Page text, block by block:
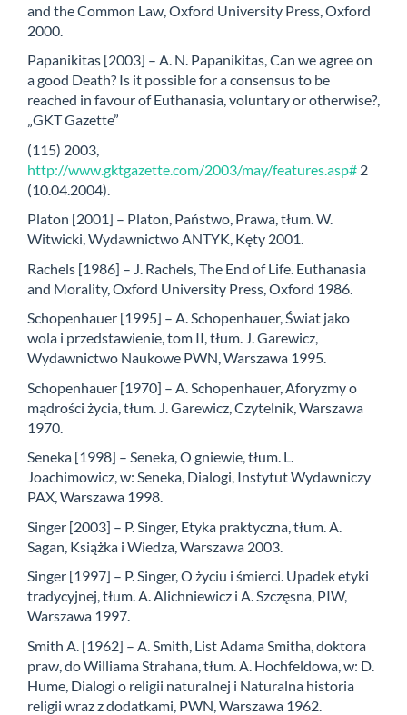
and the Common Law, Oxford University Press, Oxford
2000.
Papanikitas [2003] – A. N. Papanikitas, Can we agree on
a good Death? Is it possible for a consensus to be
reached in favour of Euthanasia, voluntary or otherwise?,
„GKT Gazette”
(115) 2003,
http://www.gktgazette.com/2003/may/features.asp# 2
(10.04.2004).
Platon [2001] – Platon, Państwo, Prawa, tłum. W.
Witwicki, Wydawnictwo ANTYK, Kęty 2001.
Rachels [1986] – J. Rachels, The End of Life. Euthanasia
and Morality, Oxford University Press, Oxford 1986.
Schopenhauer [1995] – A. Schopenhauer, Świat jako
wola i przedstawienie, tom II, tłum. J. Garewicz,
Wydawnictwo Naukowe PWN, Warszawa 1995.
Schopenhauer [1970] – A. Schopenhauer, Aforyzmy o
mądrości życia, tłum. J. Garewicz, Czytelnik, Warszawa
1970.
Seneka [1998] – Seneka, O gniewie, tłum. L.
Joachimowicz, w: Seneka, Dialogi, Instytut Wydawniczy
PAX, Warszawa 1998.
Singer [2003] – P. Singer, Etyka praktyczna, tłum. A.
Sagan, Książka i Wiedza, Warszawa 2003.
Singer [1997] – P. Singer, O życiu i śmierci. Upadek etyki
tradycyjnej, tłum. A. Alichniewicz i A. Szczęsna, PIW,
Warszawa 1997.
Smith A. [1962] – A. Smith, List Adama Smitha, doktora
praw, do Williama Strahana, tłum. A. Hochfeldowa, w: D.
Hume, Dialogi o religii naturalnej i Naturalna historia
religii wraz z dodatkami, PWN, Warszawa 1962.